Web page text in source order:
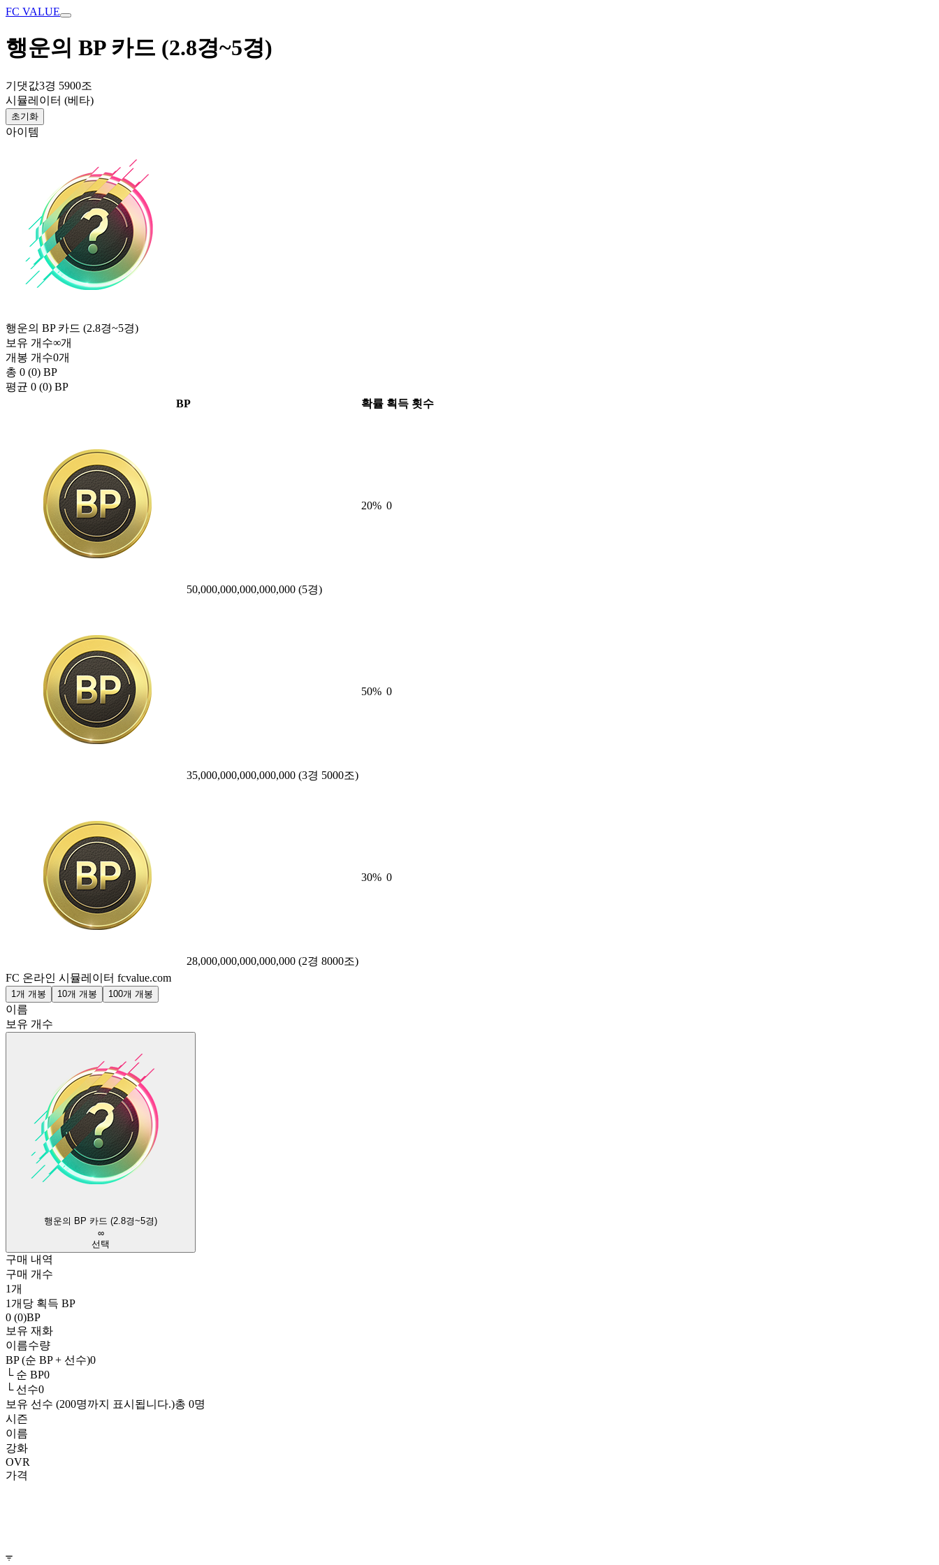
FC VALUE
행운의 BP 카드 (2.8경~5경)
기댓값3경 5900조
시뮬레이터 (베타)
초기화
아이템
행운의 BP 카드 (2.8경~5경)
보유 개수∞개
개봉 개수0개
총 0 (0) BP
평균 0 (0) BP
BP
확률 획득 횟수
50,000,000,000,000,000 (5경)
20% 0
35,000,000,000,000,000 (3경 5000조)
50% 0
28,000,000,000,000,000 (2경 8000조)
30% 0
FC 온라인 시뮬레이터 fcvalue.com
1개 개봉 10개 개봉 100개 개봉
이름
보유 개수
행운의 BP 카드 (2.8경~5경)
∞
선택
구매 내역
구매 개수
1개
1개당 획득 BP
0 (0)BP
보유 재화
이름수량
BP (순 BP + 선수)0
└ 순 BP0
└ 선수0
보유 선수 (200명까지 표시됩니다.)총 0명
시즌
이름
강화
OVR
가격